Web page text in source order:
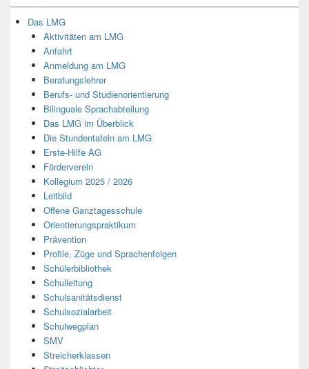
Das LMG
Aktivitäten am LMG
Anfahrt
Anmeldung am LMG
Beratungslehrer
Berufs- und Studienorientierung
Bilinguale Sprachabteilung
Das LMG im Überblick
Die Stundentafeln am LMG
Erste-Hilfe AG
Förderverein
Kollegium 2025 / 2026
Leitbild
Offene Ganztagesschule
Orientierungspraktikum
Prävention
Profile, Züge und Sprachenfolgen
Schülerbibliothek
Schulleitung
Schulsanitätsdienst
Schulsozialarbeit
Schulwegplan
SMV
Streicherklassen